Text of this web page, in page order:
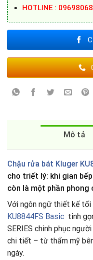
HOTLINE :
Mô tả
Chậu rửa bát Kluger
cho triết lý: khi gian
còn là một phần phong
Với ngôn ngữ thiết kế tối
KU8844FS Basic tinh
SERIES chinh phục
chi tiết – từ thẩm mỹ
ngày.